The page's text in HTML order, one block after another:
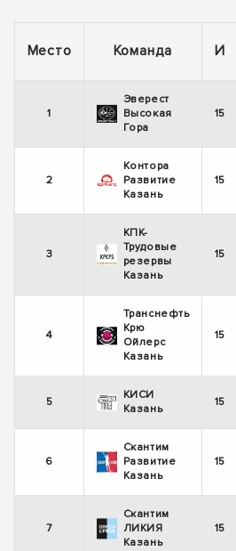
Место Команда И
1
Эверест
Высокая
Гора
15
2
Контора
Развитие
Казань
15
3
КПК-
Трудовые
резервы
Казань
15
4
Транснефть
Крю
Ойлерс
Казань
15
5
КИСИ
Казань
15
6
Скантим
Развитие
Казань
15
7
Скантим
ЛИКИЯ
Казань
15